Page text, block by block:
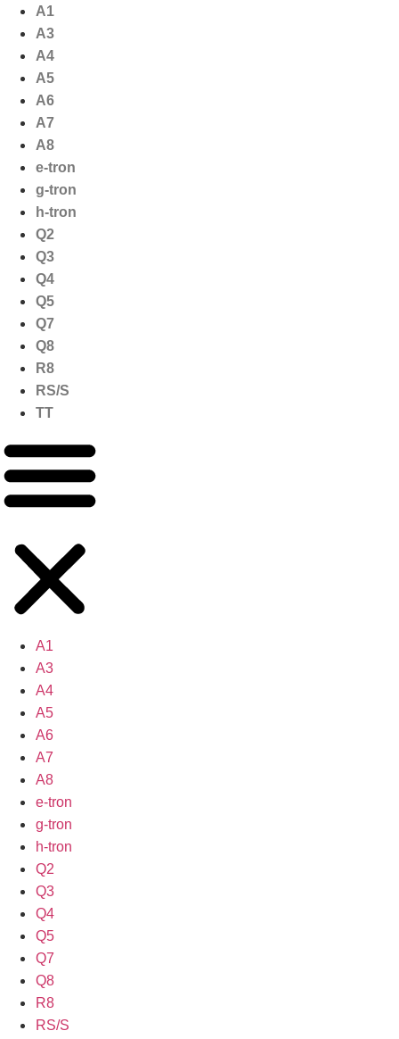
naar
inhoud
A1
A3
A4
A5
A6
A7
A8
e-tron
g-tron
h-tron
Q2
Q3
Q4
Q5
Q7
Q8
R8
RS/S
TT
A1
A3
A4
A5
A6
A7
A8
e-tron
g-tron
h-tron
Q2
Q3
Q4
Q5
Q7
Q8
R8
RS/S